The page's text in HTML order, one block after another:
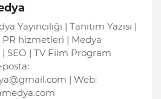
Yayıncılığı | Tanıtım Yazısı |
hizmetleri | Medya
SEO | TV Film Program
posta:
| Web: